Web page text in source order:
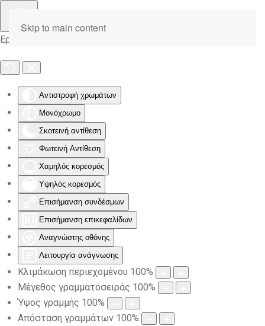
Εργαλειοθήκη Προσβασιμότητας
Αντιστροφή χρωμάτων
Μονόχρωμο
Σκοτεινή αντίθεση
Φωτεινή Αντίθεση
Χαμηλός κορεσμός
Υψηλός κορεσμός
Επισήμανση συνδέσμων
Επισήμανση επικεφαλίδων
Αναγνώστης οθόνης
Λειτουργία ανάγνωσης
Κλιμάκωση περιεχομένου 100%
Μέγεθος γραμματοσειράς 100%
Ύψος γραμμής 100%
Απόσταση γραμμάτων 100%
Skip to main content